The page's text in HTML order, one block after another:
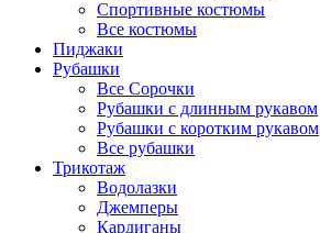
Спортивные костюмы
Все костюмы
Пиджаки
Рубашки
Все Сорочки
Рубашки с длинным рукавом
Рубашки с коротким рукавом
Все рубашки
Трикотаж
Водолазки
Джемперы
Кардиганы